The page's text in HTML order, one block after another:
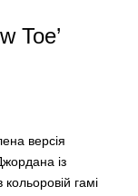
Toe’
версія
із
гамі